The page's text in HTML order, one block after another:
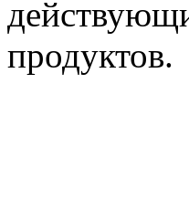
продуктов.